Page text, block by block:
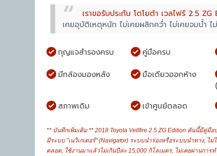
เราขอรับประกัน โตโยต้า เวลไฟร์ 2.5
เคยอุบัติเหตุหนัก ไม่เคยผลิกคว่ำ ไม่เคยจมน้ำ
กุญแจสำรองครบ คู่มือครบ
มีกล้องมองหลัง
มือเดียวออกห้าง
สภาพเดิม
เข้าศูนย์ตลอด
** บันทึกเพิ่มเติม ** 2018 Toyota Vellfire 2.5 ZG Edition คันนี้มีคู่
มีระบบ "เนวิเกเตอร์" (Navigator) ระบบนำร่องหรือระบบนำทาง, ไ
ตลอด, ใช้งานมาแล้วไม่เกินปีล่ะ 15,000 กิโลเมตร, ไม่เคยผ่านการ